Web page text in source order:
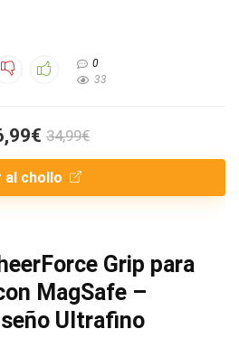
0
33
34,99€
al chollo
Grip para
MagSafe –
Ultrafino